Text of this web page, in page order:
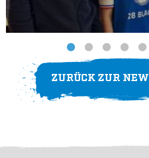
ZURÜCK ZUR